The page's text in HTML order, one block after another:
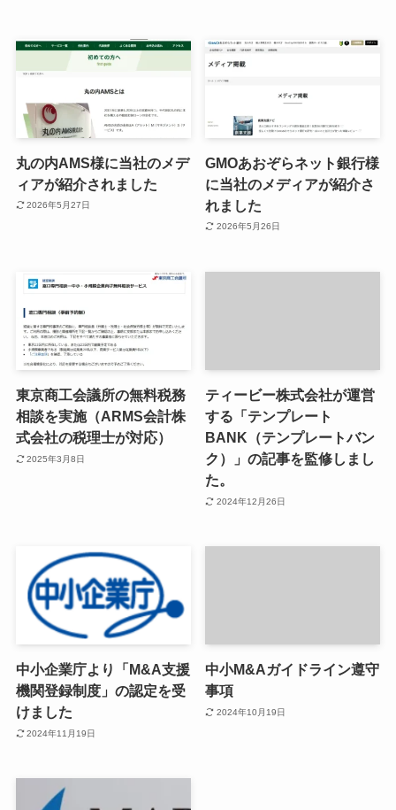
丸の内AMS様に当社のメデ
ィアが紹介されました
2026年5月27日
GMOあおぞらネット銀行様
に当社のメディアが紹介さ
れました
2026年5月26日
東京商工会議所の無料税務
相談を実施（ARMS会計株
式会社の税理士が対応）
2025年3月8日
ティービー株式会社が運営
する「テンプレート
BANK（テンプレートバン
ク）」の記事を監修しまし
た。
2024年12月26日
中小企業庁より「M&A支援
機関登録制度」の認定を受
けました
2024年11月19日
中小M&Aガイドライン遵守
事項
2024年10月19日